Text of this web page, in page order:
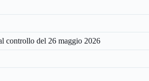
controllo del 26 maggio 2026